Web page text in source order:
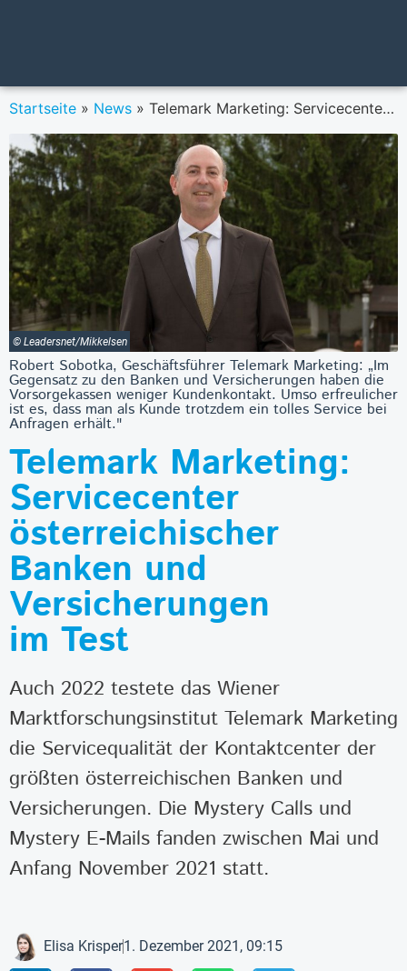
Startseite » News » Telemark Marketing: Servicecenter österreichischer Banken und Versicherungen im Test
© Leadersnet/Mikkelsen
Robert Sobotka, Geschäftsführer Telemark Marketing: „Im
Gegensatz zu den Banken und Versicherungen haben die
Vorsorgekassen weniger Kundenkontakt. Umso erfreulicher
ist es, dass man als Kunde trotzdem ein tolles Service bei
Anfragen erhält."
Telemark Marketing:
Servicecenter
österreichischer
Banken und
Versicherungen
im Test
Auch 2022 testete das Wiener
Marktforschungsinstitut Telemark Marketing
die Servicequalität der Kontaktcenter der
größten österreichischen Banken und
Versicherungen. Die Mystery Calls und
Mystery E-Mails fanden zwischen Mai und
Anfang November 2021 statt.
Elisa Krisper1. Dezember 2021, 09:15